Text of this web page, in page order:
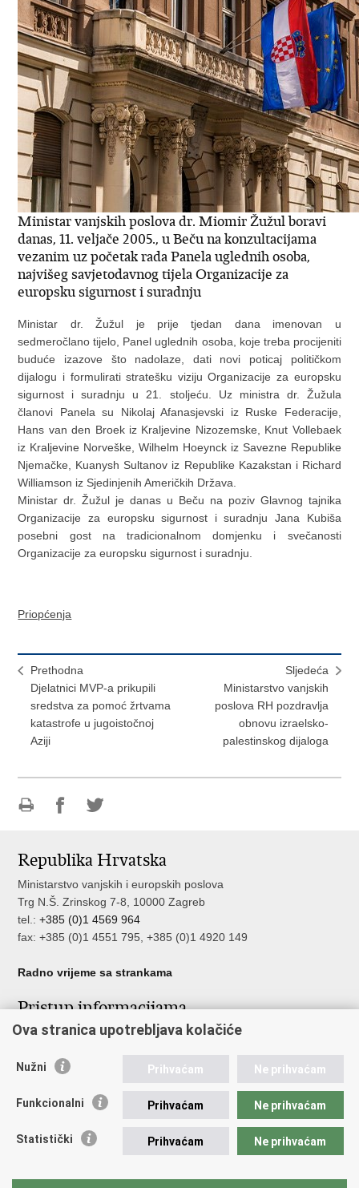
Ministar vanjskih poslova dr. Miomir Žužul boravi
danas, 11. veljače 2005., u Beču na konzultacijama
vezanim uz početak rada Panela uglednih osoba,
najvišeg savjetodavnog tijela Organizacije za
europsku sigurnost i suradnju
Ministar dr. Žužul je prije tjedan dana imenovan u
sedmeročlano tijelo, Panel uglednih osoba, koje treba procijeniti
buduće izazove što nadolaze, dati novi poticaj političkom
dijalogu i formulirati stratešku viziju Organizacije za europsku
sigurnost i suradnju u 21. stoljeću. Uz ministra dr. Žužula
članovi Panela su Nikolaj Afanasjevski iz Ruske Federacije,
Hans van den Broek iz Kraljevine Nizozemske, Knut Vollebaek
iz Kraljevine Norveške, Wilhelm Hoeynck iz Savezne Republike
Njemačke, Kuanysh Sultanov iz Republike Kazakstan i Richard
Williamson iz Sjedinjenih Američkih Država.
Ministar dr. Žužul je danas u Beču na poziv Glavnog tajnika
Organizacije za europsku sigurnost i suradnju Jana Kubiša
posebni gost na tradicionalnom domjenku i svečanosti
Organizacije za europsku sigurnost i suradnju.
Priopćenja
Prethodna
Djelatnici MVP-a prikupili
sredstva za pomoć žrtvama
katastrofe u jugoistočnoj
Aziji
Sljedeća
Ministarstvo vanjskih
poslova RH pozdravlja
obnovu izraelsko-
palestinskog dijaloga
Facebooku
Twitteru
Republika Hrvatska
Ministarstvo vanjskih i europskih poslova
Trg N.Š. Zrinskog 7-8, 10000 Zagreb
tel.:+385 (0)1 4569 964
fax: +385 (0)1 4551 795, +385 (0)1 4920 149
Radno vrijeme sa strankama
Pristup informacijama
Pristup informacijama
Nepravilnosti
Javna nabava u MVEP-u
Nadzor rada i unutarnja revizija službe vanjskih poslova
Ova stranica upotrebljava kolačiće
Nužni Prihvaćam Ne prihvaćam
Funkcionalni Prihvaćam Ne prihvaćam
Statistički Prihvaćam Ne prihvaćam